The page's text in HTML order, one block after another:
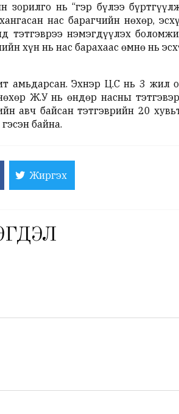
зорилго нь “гэр бүлээ
нас барагчийн нөхөр,
тэтгэврээ нэмэгдүүлэх
хүн нь нас барахаас өмнө нь
амьдарсан. Эхнэр Ц.С нь 3 жил
Ж.У нь өндөр насны
авч байсан тэтгэврийн 20
байна.
Жиргэх